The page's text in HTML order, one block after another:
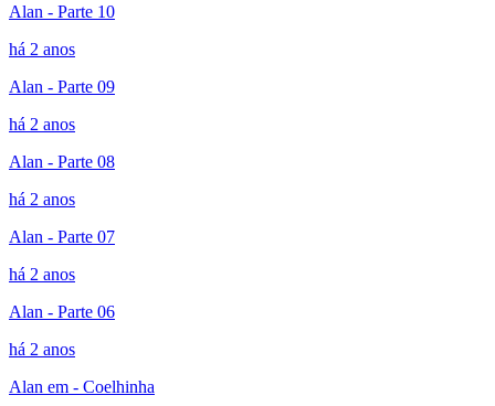
Alan - Parte 10
há 2 anos
Alan - Parte 09
há 2 anos
Alan - Parte 08
há 2 anos
Alan - Parte 07
há 2 anos
Alan - Parte 06
há 2 anos
Alan em - Coelhinha